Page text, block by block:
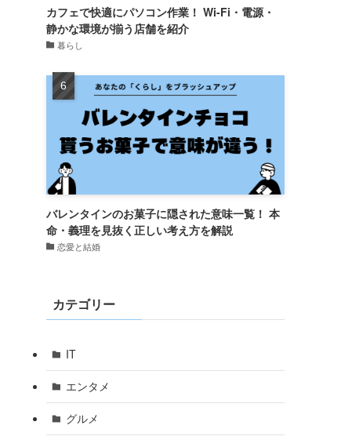
カフェで快適にパソコン作業！ Wi-Fi・電源・
静かな環境が揃う店舗を紹介
暮らし
バレンタインのお菓子に隠された意味一覧！ 本
命・義理を見抜く正しい考え方を解説
恋愛と結婚
カテゴリー
IT
エンタメ
グルメ